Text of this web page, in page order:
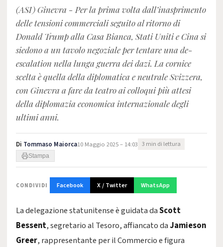
(ASI) Ginevra - Per la prima volta dall’inasprimento
delle tensioni commerciali seguito al ritorno di
Donald Trump alla Casa Bianca, Stati Uniti e Cina si
siedono a un tavolo negoziale per tentare una de-
escalation nella lunga guerra dei dazi. La cornice
scelta è quella della diplomatica e neutrale Svizzera,
con Ginevra a fare da teatro ai colloqui più attesi
della diplomazia economica internazionale degli
ultimi anni.
Di Tommaso Maiorca10 Maggio 2025 – 14:03 3 min di lettura
Stampa
CONDIVIDI Facebook X / Twitter WhatsApp
La delegazione statunitense è guidata daScott
Bessent, segretario al Tesoro, affiancato daJamieson
Greer, rappresentante per il Commercio e figura